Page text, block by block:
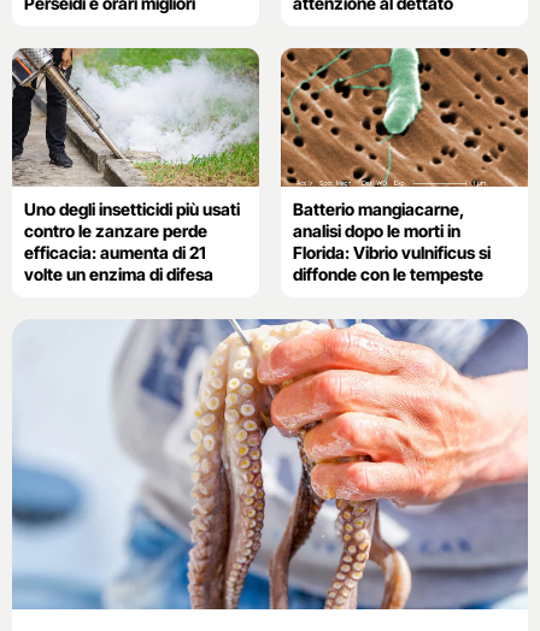
Uno degli insetticidi più usati
contro le zanzare perde
efficacia: aumenta di 21
volte un enzima di difesa
Batterio mangiacarne,
analisi dopo le morti in
Florida: Vibrio vulnificus si
diffonde con le tempeste